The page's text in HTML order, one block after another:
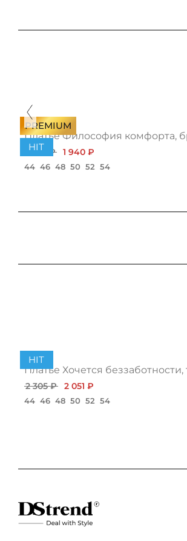
PREMIUM
HIT
Платье Философия комфорта,
2 180 ₽ 1 940 ₽
44 46 48 50 52 54
HIT
Платье Хочется беззаботности,
2 305 ₽ 2 051 ₽
44 46 48 50 52 54